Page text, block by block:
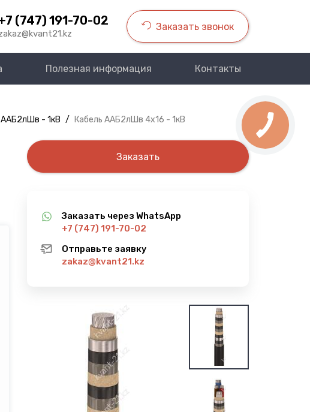
(747) 191-70-02 Заказать звонок
Полезная информация Контакты
ААБ2лШв - 1кВ / Кабель ААБ2лШв 4х16 - 1кВ
Заказать
Заказать через WhatsApp
+7 (747) 191-70-02
Отправьте заявку
zakaz@kvant21.kz